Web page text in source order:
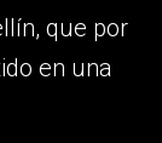
que por
en una